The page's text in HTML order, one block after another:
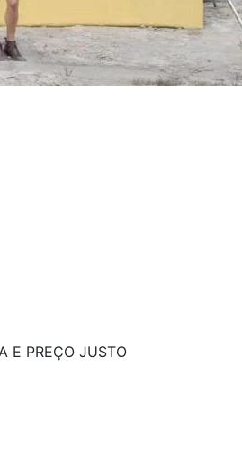
E PREÇO JUSTO